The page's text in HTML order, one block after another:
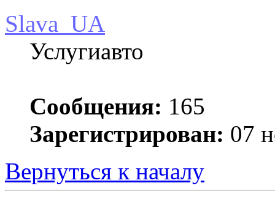
Slava_UA
Услугиавто
Сообщения: 165
Зарегистрирован: 07
Вернуться к началу